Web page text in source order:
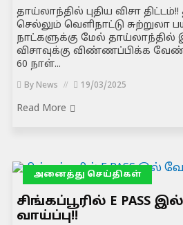
தாய்லாந்தில் புதிய விசா
செல்லும் வெளிநாட்டு சுற்றுலா
நாட்களுக்கு மேல் தாய்லாந்தில்
விசாவுக்கு விண்ணப்பிக்க
60 நாள்...
By News 19/03/2025
Read More
அனைத்து செய்திகள்
சிங்கப்பூரில் E PASS
வாய்ப்பு!!